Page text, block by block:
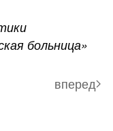
больница»
вперед